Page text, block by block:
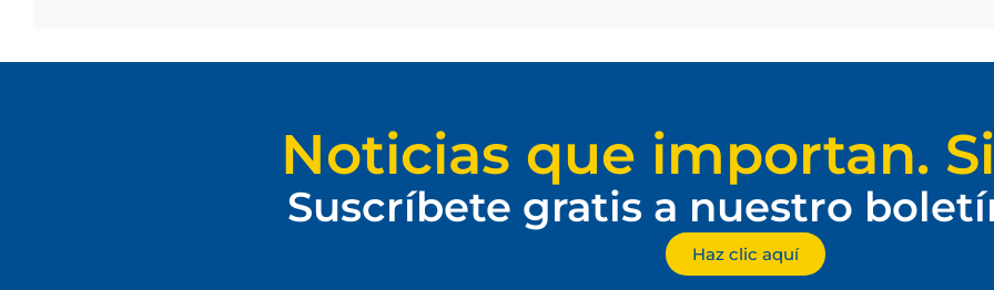
Noticias que importan.
Suscríbete gratis a nuestro
Haz clic aquí